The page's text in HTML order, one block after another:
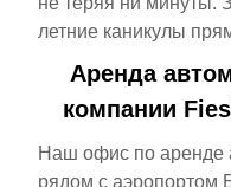
летние каникулы
Аренда
компании
Наш офис по аренде
рядом с аэропортом